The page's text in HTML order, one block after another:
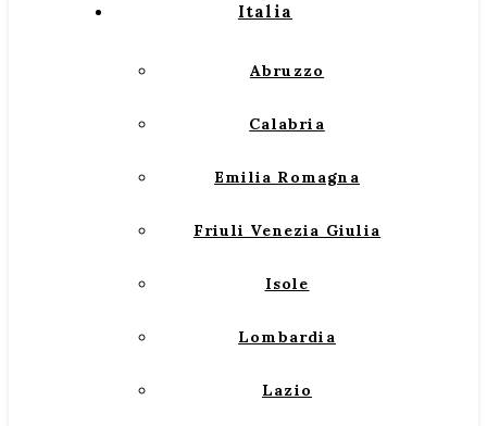
Italia
Abruzzo
Calabria
Emilia Romagna
Friuli Venezia Giulia
Isole
Lombardia
Lazio